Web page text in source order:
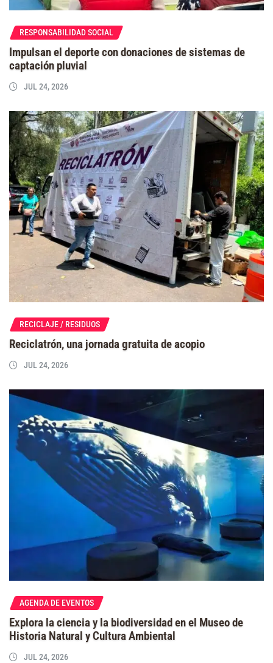
RESPONSABILIDAD SOCIAL
Impulsan el deporte con donaciones de sistemas de
captación pluvial
JUL 24, 2026
RECICLAJE / RESIDUOS
Reciclatrón, una jornada gratuita de acopio
JUL 24, 2026
AGENDA DE EVENTOS
Explora la ciencia y la biodiversidad en el Museo de
Historia Natural y Cultura Ambiental
JUL 24, 2026